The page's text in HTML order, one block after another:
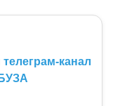
канал